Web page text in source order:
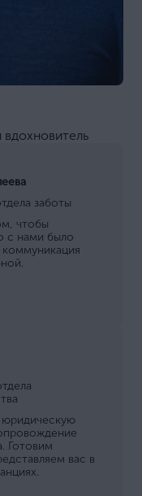
заботы
чтобы
с нами было
Готовим
вас в